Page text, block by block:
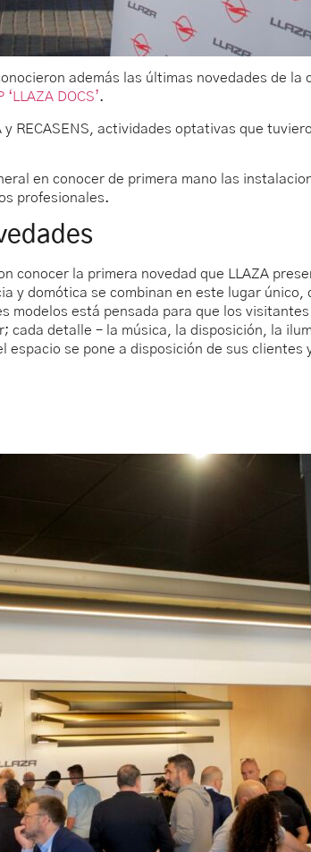
además las últimas novedades de
‘LLAZA DOCS’.
RECASENS, actividades optativas que
en conocer de primera mano las
profesionales.
conocer la primera novedad que LLAZA
y domótica se combinan en este lugar
modelos está pensada para que los
cada detalle – la música, la disposición, la
espacio se pone a disposición de sus